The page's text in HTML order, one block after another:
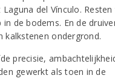
del Vínculo. Resten
de bodems. En de
kalkstenen ondergrond.
precisie,
gewerkt als toen in de